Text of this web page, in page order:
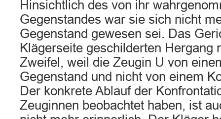
Hinsichtlich des von ihr
Gegenstandes war sie sich nicht
Gegenstand gewesen sei. Das
Klägerseite geschilderten Hergang
Zweifel, weil die Zeugin U von
Gegenstand und nicht von einem
Der konkrete Ablauf der
Zeuginnen beobachtet haben, ist